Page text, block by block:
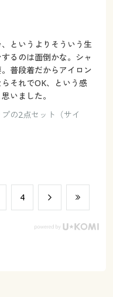
というよりそういう生
るのは面倒かな。シャ
普段着だからアイロン
それでOK、という感
いました。
の2点セット（サイ
​4